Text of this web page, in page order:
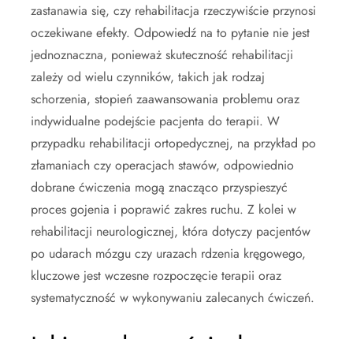
zastanawia się, czy rehabilitacja rzeczywiście przynosi
oczekiwane efekty. Odpowiedź na to pytanie nie jest
jednoznaczna, ponieważ skuteczność rehabilitacji
zależy od wielu czynników, takich jak rodzaj
schorzenia, stopień zaawansowania problemu oraz
indywidualne podejście pacjenta do terapii. W
przypadku rehabilitacji ortopedycznej, na przykład po
złamaniach czy operacjach stawów, odpowiednio
dobrane ćwiczenia mogą znacząco przyspieszyć
proces gojenia i poprawić zakres ruchu. Z kolei w
rehabilitacji neurologicznej, która dotyczy pacjentów
po udarach mózgu czy urazach rdzenia kręgowego,
kluczowe jest wczesne rozpoczęcie terapii oraz
systematyczność w wykonywaniu zalecanych ćwiczeń.